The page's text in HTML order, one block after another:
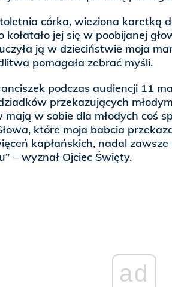
córka, wieziona karetką
kołatało jej się w poobijanej
ją w dzieciństwie moja
pomagała zebrać myśli.
podczas audiencji 11
przekazujących
mają w sobie dla młodych coś
które moja babcia
kapłańskich, nadal
– wyznał Ojciec Święty.
ad